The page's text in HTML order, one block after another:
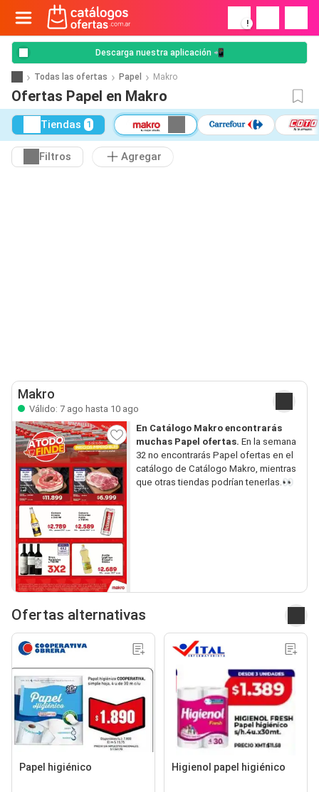
!
Descarga nuestra aplicación 📲
Todas las ofertas Papel Makro
Ofertas Papel en Makro
Tiendas 1
Filtros Agregar
Makro
Válido: 7 ago hasta 10 ago
En Catálogo Makro encontrarás
muchas Papel ofertas. En la semana
32 no encontrarás Papel ofertas en el
catálogo de Catálogo Makro, mientras
que otras tiendas podrían tenerlas.👀
Ofertas alternativas
Papel higiénico Higienol papel higiénico